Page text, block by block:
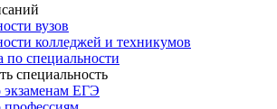
вузов
колледжей и техникумов
по специальности
специальность
ЕГЭ